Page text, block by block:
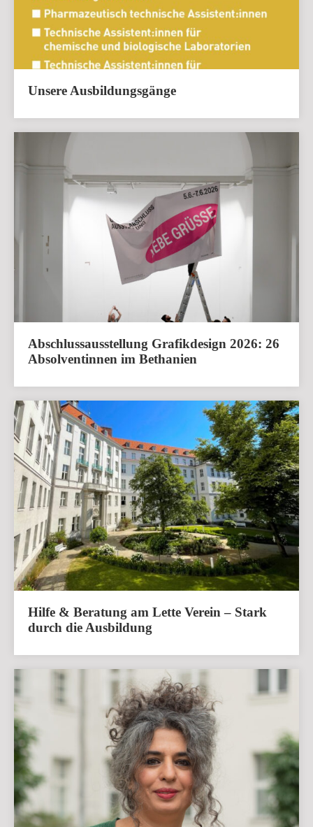
Unsere Ausbildungsgänge
Abschlussausstellung Grafikdesign 2026: 26
Absolventinnen im Bethanien
Hilfe & Beratung am Lette Verein – Stark
durch die Ausbildung